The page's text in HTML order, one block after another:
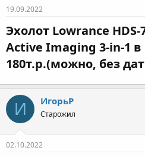
19.09.2022
Эхолот Lowrance
Active Imaging 3-in-1
180т.р.(можно, без
И ИгорьР
Старожил
02.10.2022